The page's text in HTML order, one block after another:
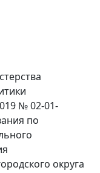
№ 02-01-
по
округа